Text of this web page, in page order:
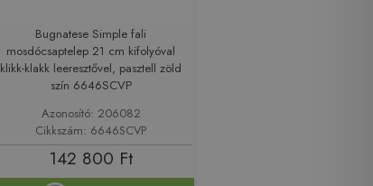
Bugnatese Simple fali
mosdócsaptelep 21 cm kifolyóval
klikk-klakk leeresztővel, pasztell zöld
szín 6646SCVP
Azonosító: 206082
Cikkszám: 6646SCVP
142 800 Ft